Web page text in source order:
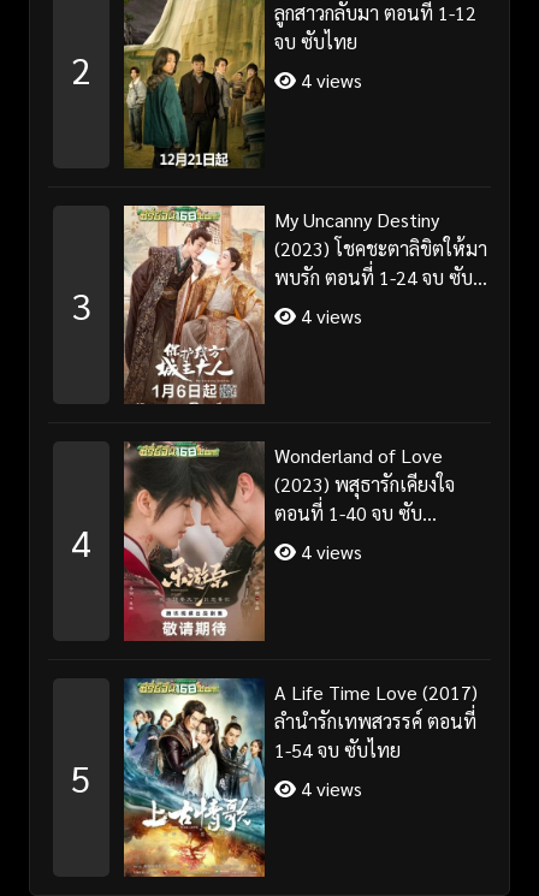
2
ลูกสาวกลับมา ตอนที่ 1-12
จบ ซับไทย
4 views
3
My Uncanny Destiny
(2023) โชคชะตาลิขิตให้มา
พบรัก ตอนที่ 1-24 จบ ซับ
ไทย/พากย์ไทย
4 views
4
Wonderland of Love
(2023) พสุธารักเคียงใจ
ตอนที่ 1-40 จบ ซับ
ไทย+พากย์ไทย
4 views
5
A Life Time Love (2017)
ลำนำรักเทพสวรรค์ ตอนที่
1-54 จบ ซับไทย
4 views